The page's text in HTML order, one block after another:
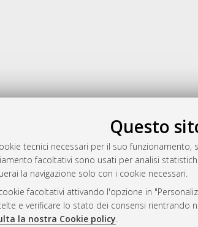
Questo
tecnici necessari per il suo
facoltativi sono usati per analisi
la navigazione solo con i cookie necessari.
facoltativi attivando l'opzione in
e verificare lo stato dei consensi rientrando
la nostra Cookie policy.
AMS Laurea
Servizio implementato e gestito da
Impostazioni Cookie
Informativa sulla privacy
Condizioni d’uso del sito